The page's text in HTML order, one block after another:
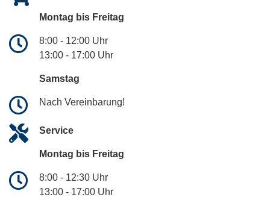
Montag bis Freitag
8:00 - 12:00 Uhr
13:00 - 17:00 Uhr
Samstag
Nach Vereinbarung!
Service
Montag bis Freitag
8:00 - 12:30 Uhr
13:00 - 17:00 Uhr